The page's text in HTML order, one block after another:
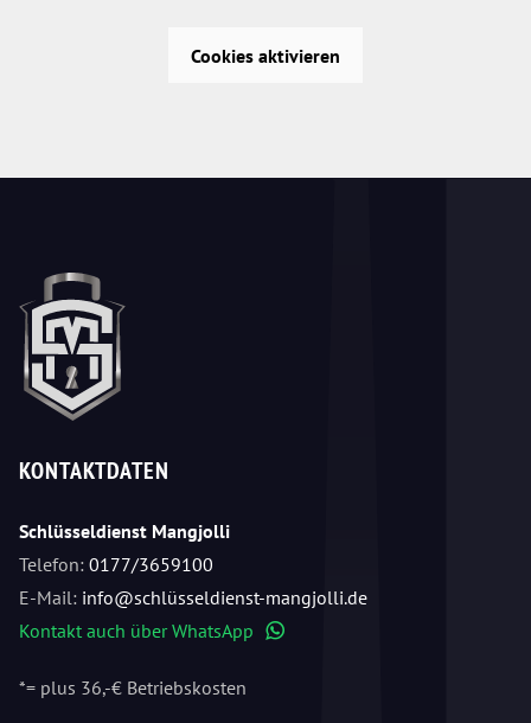
Cookies aktivieren
KONTAKTDATEN
Schlüsseldienst Mangjolli
Telefon: 0177/3659100
E-Mail: info@schlüsseldienst-mangjolli.de
Kontakt auch über WhatsApp
*= plus 36,-€ Betriebskosten